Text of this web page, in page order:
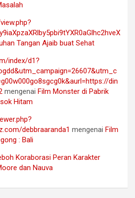
Tangan Ajaib buat Sehat
index/d1?
din
mengenai Film Monster di Pabrik
Hitam
debbraaranda1 mengenai Film
: Bali
Koraborasi Peran Karakter
dan Nauva